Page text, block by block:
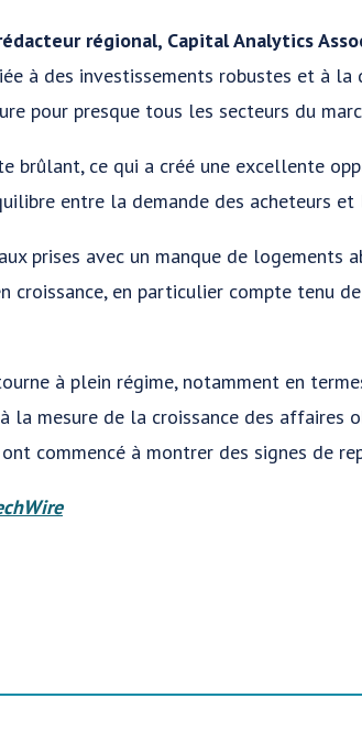
régional, Capital Analytics
à des investissements robustes et à
pour presque tous les secteurs du
brûlant, ce qui a créé une excellente
entre la demande des acheteurs
prises avec un manque de logements
croissance, en particulier compte tenu
à plein régime, notamment en
la mesure de la croissance des affaires
commencé à montrer des signes de